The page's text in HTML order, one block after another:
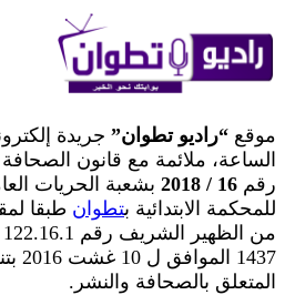
موقع “راديو تطوان” جريدة
الساعة، ملائمة مع قانون
رقم 16 / 2018
بشعبة الحريات
للمحكمة الابتدائية بتطوان
المتعلق بالصحافة والنشر.